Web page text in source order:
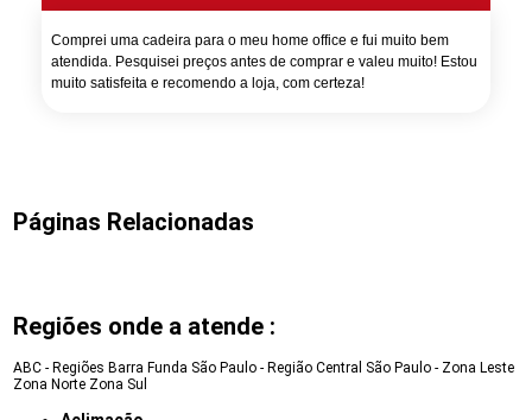
Comprei uma cadeira para o meu home office e fui muito bem
atendida. Pesquisei preços antes de comprar e valeu muito! Estou
muito satisfeita e recomendo a loja, com certeza!
Páginas Relacionadas
Regiões onde a atende :
ABC - Regiões Barra Funda São Paulo - Região Central São Paulo - Zona Leste
Zona Norte Zona Sul